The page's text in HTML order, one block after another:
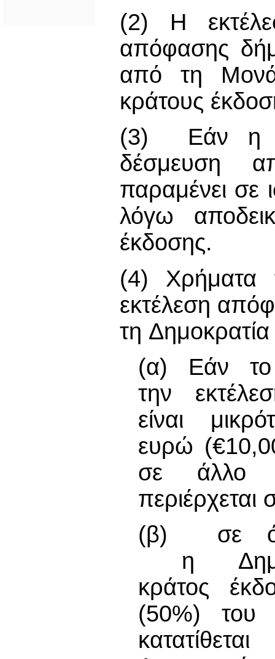
(2) Η
απόφασης
από τη
κράτους
(3) Εάν η
δέσμευση
παραμένει σε
λόγω
έκδοσης.
(4) Χρήματα
εκτέλεση
τη
(α) Εάν
την
είναι
ευρώ
σε άλλο
περιέρχεται
(β) σε
η
κράτος
(50%)